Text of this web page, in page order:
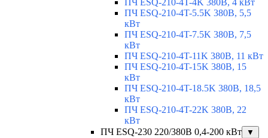
ПЧ ESQ-210-4T-4K 380В, 4 кВт
ПЧ ESQ-210-4T-5.5K 380В, 5,5
кВт
ПЧ ESQ-210-4T-7.5K 380В, 7,5
кВт
ПЧ ESQ-210-4T-11K 380В, 11 кВт
ПЧ ESQ-210-4T-15K 380В, 15
кВт
ПЧ ESQ-210-4T-18.5K 380В, 18,5
кВт
ПЧ ESQ-210-4T-22K 380В, 22
кВт
ПЧ ESQ-230 220/380В 0,4-200 кВт
▼